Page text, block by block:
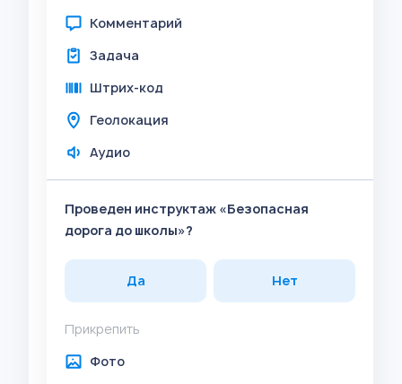
Комментарий
Задача
Штрих-код
Геолокация
Аудио
Проведен инструктаж «Безопасная
дорога до школы»?
Да Нет
Прикрепить
Фото